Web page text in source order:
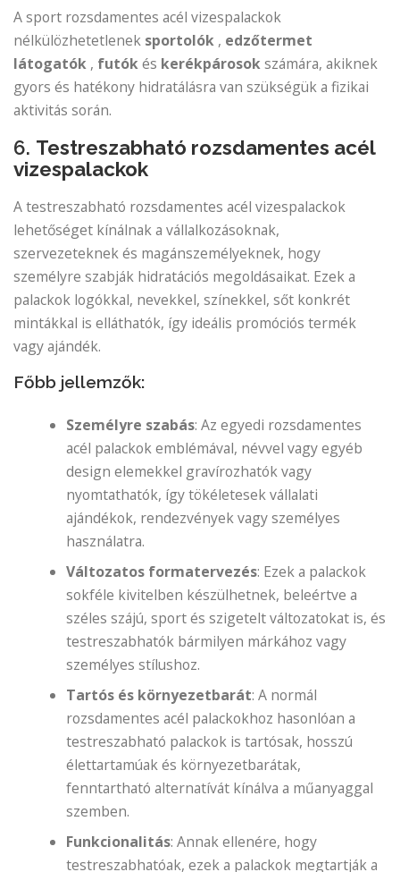
A sport rozsdamentes acél vizespalackok
nélkülözhetetlenek sportolók , edzőtermet
látogatók , futókés kerékpárosokszámára, akiknek
gyors és hatékony hidratálásra van szükségük a fizikai
aktivitás során.
6. Testreszabható rozsdamentes acél
vizespalackok
A testreszabható rozsdamentes acél vizespalackok
lehetőséget kínálnak a vállalkozásoknak,
szervezeteknek és magánszemélyeknek, hogy
személyre szabják hidratációs megoldásaikat. Ezek a
palackok logókkal, nevekkel, színekkel, sőt konkrét
mintákkal is elláthatók, így ideális promóciós termék
vagy ajándék.
Főbb jellemzők:
Személyre szabás: Az egyedi rozsdamentes
acél palackok emblémával, névvel vagy egyéb
design elemekkel gravírozhatók vagy
nyomtathatók, így tökéletesek vállalati
ajándékok, rendezvények vagy személyes
használatra.
Változatos formatervezés: Ezek a palackok
sokféle kivitelben készülhetnek, beleértve a
széles szájú, sport és szigetelt változatokat is, és
testreszabhatók bármilyen márkához vagy
személyes stílushoz.
Tartós és környezetbarát: A normál
rozsdamentes acél palackokhoz hasonlóan a
testreszabható palackok is tartósak, hosszú
élettartamúak és környezetbarátak,
fenntartható alternatívát kínálva a műanyaggal
szemben.
Funkcionalitás: Annak ellenére, hogy
testreszabhatóak, ezek a palackok megtartják a